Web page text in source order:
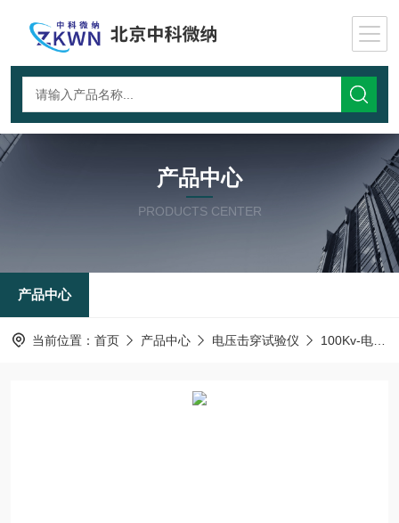
产品中心
PRODUCTS CENTER
产品中心
当前位置： 首页 产品中心 电压击穿试验仪 100Kv-电压击穿测试仪